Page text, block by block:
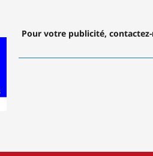
Pour votre publicité,